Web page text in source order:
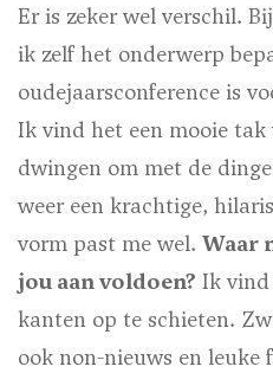
Er is zeker wel verschil.
ik zelf het onderwerp
oudejaarsconference is
Ik vind het een mooie
dwingen om met de
weer een krachtige,
vorm past me wel. Waar
jou aan voldoen? Ik
kanten op te schieten.
ook non-nieuws en leuke